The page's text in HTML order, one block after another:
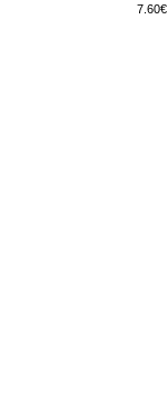
7.60€